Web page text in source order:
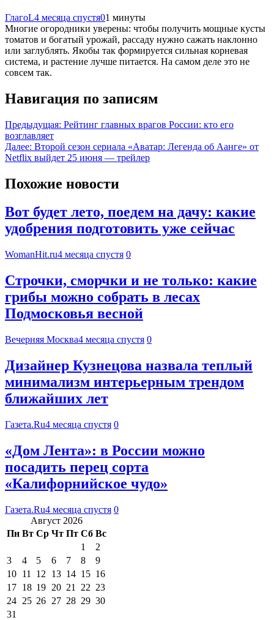
ГлагоL4 месяца спустя01 минуты
Многие огородники уверены: чтобы получить мощные кусты
томатов и богатый урожай, рассаду нужно сажать наклонно
или заглублять. Якобы так формируется сильная корневая
система, и растение лучше питается. На самом деле это не
совсем так.
Навигация по записям
Предыдущая: Рейтинг главных врагов России: кто его
возглавляет
Далее: Второй сезон сериала «Аватар: Легенда об Аанге» от
Netflix выйдет 25 июня — трейлер
Похожие новости
Вот будет лето, поедем на дачу: какие
удобрения подготовить уже сейчас
WomanHit.ru4 месяца спустя 0
Строчки, сморчки и не только: какие
грибы можно собрать в лесах
Подмосковья весной
Вечерняя Москва4 месяца спустя 0
Дизайнер Кузнецова назвала теплый
минимализм интерьерным трендом
ближайших лет
Газета.Ru4 месяца спустя 0
«Дом Лента»: в России можно
посадить перец сорта
«Калифорнийское чудо»
Газета.Ru4 месяца спустя 0
Август 2026
Пн Вт Ср Чт Пт Сб Вс
1
2
3
4 5 6 7 8
9
10 11 12 13 14 15 16
17 18 19 20 21 22 23
24 25 26 27 28 29 30
31